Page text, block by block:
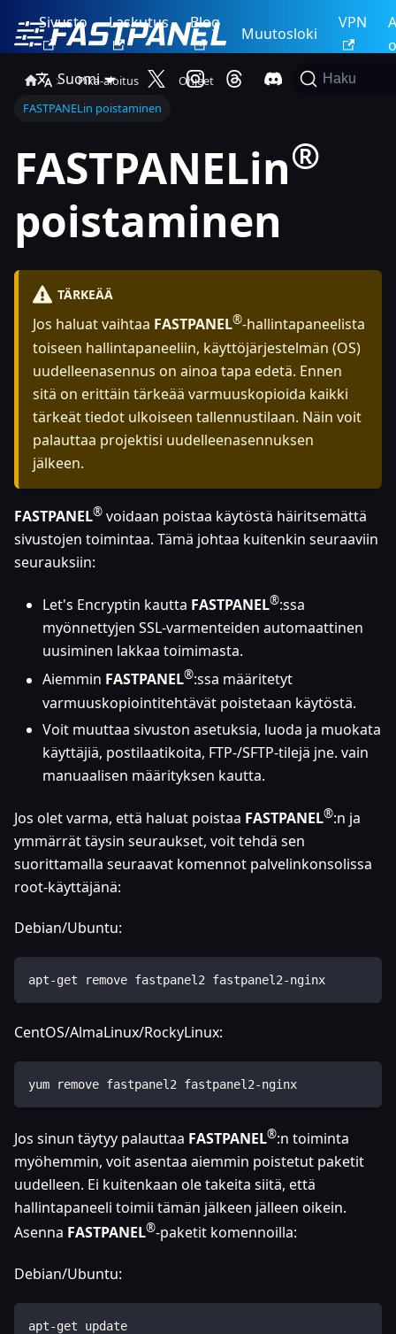
Sivusto Laskutus Blog
Muutosloki
VPN
Suomi
Haku
Pika-aloitus
Ohjeet
FASTPANELin poistaminen
FASTPANELin®
poistaminen
TÄRKEÄÄ
Jos haluat vaihtaa FASTPANEL®-hallintapaneelista
toiseen hallintapaneeliin, käyttöjärjestelmän (OS)
uudelleenasennus on ainoa tapa edetä. Ennen
sitä on erittäin tärkeää varmuuskopioida kaikki
tärkeät tiedot ulkoiseen tallennustilaan. Näin voit
palauttaa projektisi uudelleenasennuksen
jälkeen.
FASTPANEL® voidaan poistaa käytöstä häiritsemättä
sivustojen toimintaa. Tämä johtaa kuitenkin seuraaviin
seurauksiin:
Let's Encryptin kautta FASTPANEL®:ssa
myönnettyjen SSL-varmenteiden automaattinen
uusiminen lakkaa toimimasta.
Aiemmin FASTPANEL®:ssa määritetyt
varmuuskopiointitehtävät poistetaan käytöstä.
Voit muuttaa sivuston asetuksia, luoda ja muokata
käyttäjiä, postilaatikoita, FTP-/SFTP-tilejä jne. vain
manuaalisen määrityksen kautta.
Jos olet varma, että haluat poistaa FASTPANEL®:n ja
ymmärrät täysin seuraukset, voit tehdä sen
suorittamalla seuraavat komennot palvelinkonsolissa
root-käyttäjänä:
Debian/Ubuntu:
apt-get remove fastpanel2 fastpanel2-nginx
CentOS/AlmaLinux/RockyLinux:
yum remove fastpanel2 fastpanel2-nginx
Jos sinun täytyy palauttaa FASTPANEL®:n toiminta
myöhemmin, voit asentaa aiemmin poistetut paketit
uudelleen. Ei kuitenkaan ole takeita siitä, että
hallintapaneeli toimii tämän jälkeen jälleen oikein.
Asenna FASTPANEL®-paketit komennoilla:
Debian/Ubuntu:
apt-get update